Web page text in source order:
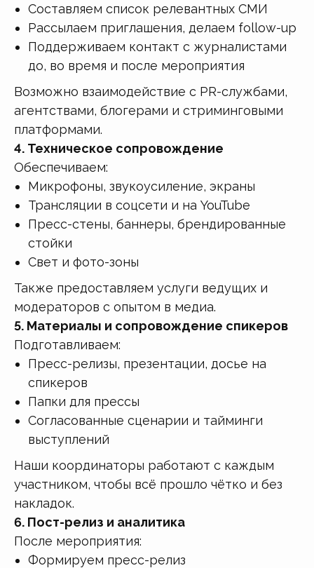
Составляем список релевантных СМИ
Рассылаем приглашения, делаем follow-up
Поддерживаем контакт с журналистами
до, во время и после мероприятия
Возможно взаимодействие с PR-службами,
агентствами, блогерами и стриминговыми
платформами.
4. Техническое сопровождение
Обеспечиваем:
Микрофоны, звукоусиление, экраны
Трансляции в соцсети и на YouTube
Пресс-стены, баннеры, брендированные
стойки
Свет и фото-зоны
Также предоставляем услуги ведущих и
модераторов с опытом в медиа.
5. Материалы и сопровождение спикеров
Подготавливаем:
Пресс-релизы, презентации, досье на
спикеров
Папки для прессы
Согласованные сценарии и тайминги
выступлений
Наши координаторы работают с каждым
участником, чтобы всё прошло чётко и без
накладок.
6. Пост-релиз и аналитика
После мероприятия:
Формируем пресс-релиз